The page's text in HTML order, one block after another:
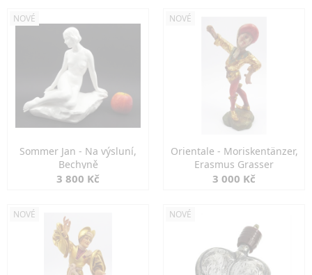
NOVÉ
Sommer Jan - Na výsluní,
Bechyně
3 800 Kč
NOVÉ
Orientale - Moriskentänzer,
Erasmus Grasser
3 000 Kč
NOVÉ NOVÉ